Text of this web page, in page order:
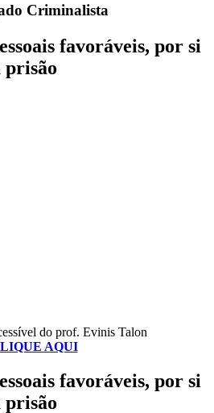
Criminalista
favoráveis, por si
prisão
do prof. Evinis Talon
AQUI
favoráveis, por si
prisão